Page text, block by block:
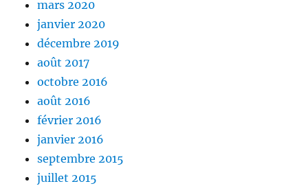
mars 2020
janvier 2020
décembre 2019
août 2017
octobre 2016
août 2016
février 2016
janvier 2016
septembre 2015
juillet 2015